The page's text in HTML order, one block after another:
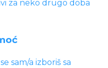
za neko drugo doba
sam/a izboriš sa